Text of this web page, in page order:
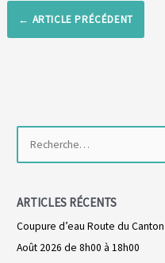
← ARTICLE PRÉCÉDENT
e
r
ARTICLES RÉCENTS
Coupure d’eau Route du
Août 2026 de 8h00 à 18h00